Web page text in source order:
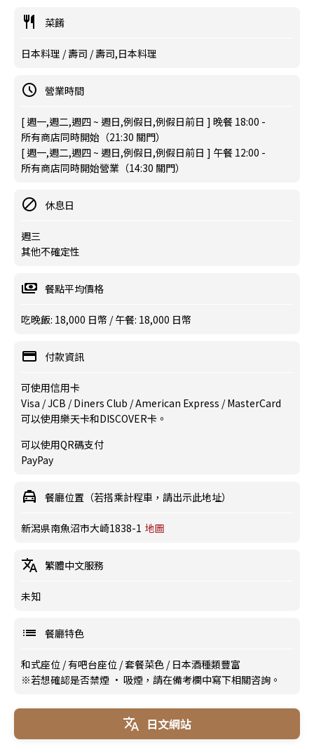
菜餚
日本料理 / 壽司 / 壽司,日本料理
營業時間
[ 週一,週二,週四 ~ 週日,例假日,例假日前日 ] 晚餐 18:00 -
所有商店同時開始（21:30 關門）
[ 週一,週二,週四 ~ 週日,例假日,例假日前日 ] 午餐 12:00 -
所有商店同時開始營業（14:30 關門）
休息日
週三
其他不確定性
餐點平均價格
吃晚飯: 18,000 日幣 / 午餐: 18,000 日幣
付款資訊
可使用信用卡
Visa / JCB / Diners Club / American Express / MasterCard
可以使用樂天卡和DISCOVER卡。
可以使用QR碼支付
PayPay
餐廳位置（若搭乘計程車，請出示此地址）
新潟県南魚沼市大崎1838-1 地圖
繁體中文服務
未知
餐廳特色
和式座位 /有吧台座位 /套餐菜色 / 日本酒種類豐富
※若想確認是否禁煙 · 吸煙，請在備考欄中寫下相關咨詢。
日文網站